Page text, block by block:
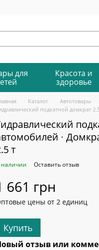
для
Красота и
здоровье
Каталог
Автотовары
подкатной домкрат
∙
т
наличии Оставить отзыв
661 грн
цены от 2 единиц
Купить
отзыв или